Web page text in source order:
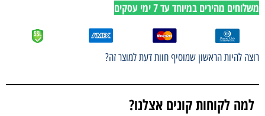
משלוחים מהירים במיוחד עד 7 ימי עסקים
רוצה להיות הראשון שמוסיף חוות דעת למוצר זה?
למה לקוחות קונים אצלנו?